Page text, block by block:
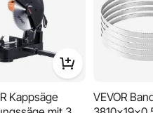
Kappsäge
VEVOR